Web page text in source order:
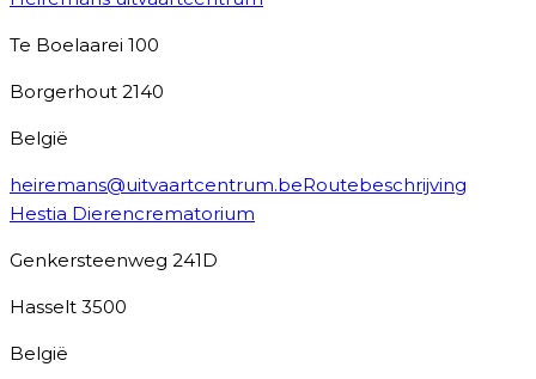
Te Boelaarei 100
Borgerhout 2140
België
heiremans@uitvaartcentrum.beRoutebeschrijving
Hestia Dierencrematorium
Genkersteenweg 241D
Hasselt 3500
België